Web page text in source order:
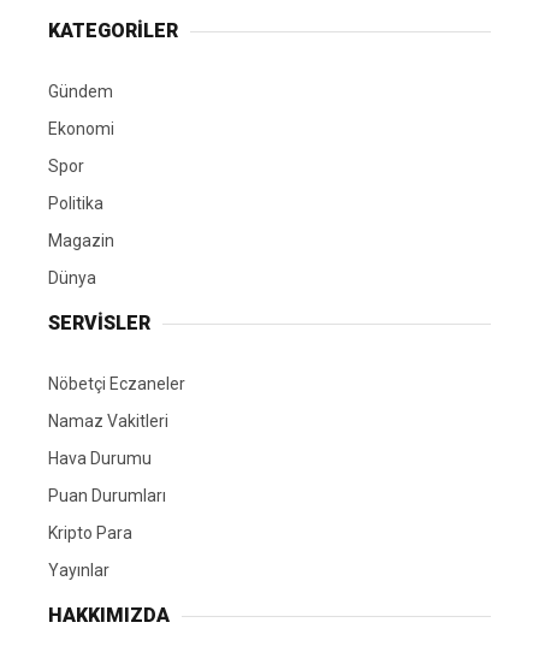
KATEGORİLER
Gündem
Ekonomi
Spor
Politika
Magazin
Dünya
SERVİSLER
Nöbetçi Eczaneler
Namaz Vakitleri
Hava Durumu
Puan Durumları
Kripto Para
Yayınlar
HAKKIMIZDA